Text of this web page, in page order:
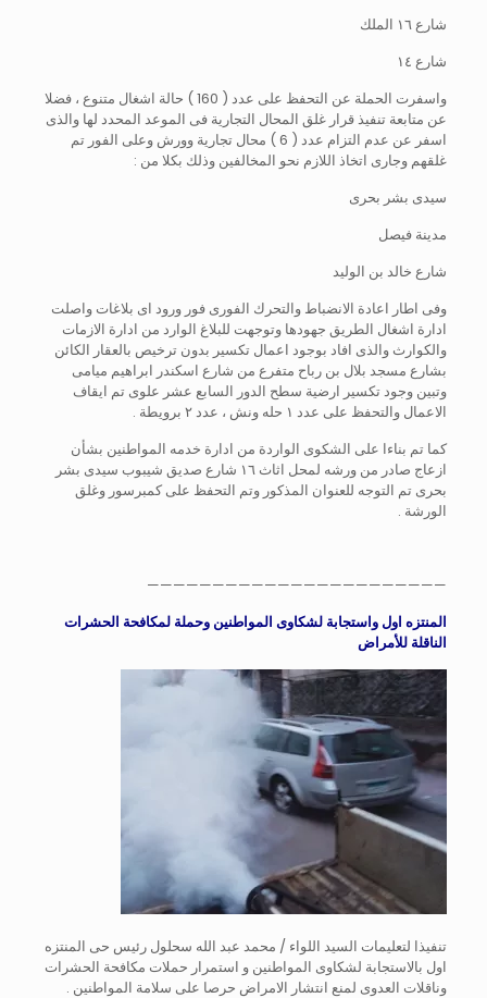
شارع ١٦ الملك
شارع ١٤
واسفرت الحملة عن التحفظ على عدد ( 160 ) حالة اشغال متنوع ، فضلا
عن متابعة تنفيذ قرار غلق المحال التجارية فى الموعد المحدد لها والذى
اسفر عن عدم التزام عدد ( 6 ) محال تجارية وورش وعلى الفور تم
غلقهم وجارى اتخاذ اللازم نحو المخالفين وذلك بكلا من :
سيدى بشر بحرى
مدينة فيصل
شارع خالد بن الوليد
وفى اطار اعادة الانضباط والتحرك الفورى فور ورود اى بلاغات واصلت
ادارة اشغال الطريق جهودها وتوجهت للبلاغ الوارد من ادارة الازمات
والكوارث والذى افاد بوجود اعمال تكسير بدون ترخيص بالعقار الكائن
بشارع مسجد بلال بن رباح متفرع من شارع اسكندر ابراهيم ميامى
وتبين وجود تكسير ارضية سطح الدور السابع عشر علوى تم ايقاف
الاعمال والتحفظ على عدد ١ حله ونش ، عدد ٢ برويطة .
كما تم بناءا على الشكوى الواردة من ادارة خدمه المواطنين بشأن
ازعاج صادر من ورشه لمحل اثاث ١٦ شارع صديق شيبوب سيدى بشر
بحرى تم التوجه للعنوان المذكور وتم التحفظ على كمبرسور وغلق
الورشة .
———————————————————————
المنتزه اول واستجابة لشكاوى المواطنين وحملة لمكافحة الحشرات
الناقلة للأمراض
تنفيذا لتعليمات السيد اللواء / محمد عبد الله سحلول رئيس حى المنتزه
اول بالاستجابة لشكاوى المواطنين و استمرار حملات مكافحة الحشرات
وناقلات العدوى لمنع انتشار الامراض حرصا على سلامة المواطنين .